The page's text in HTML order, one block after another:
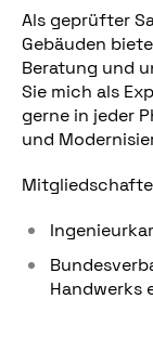
Als geprüfter
Gebäuden
Beratung und
Sie mich als
gerne in jeder
und
Handwerks